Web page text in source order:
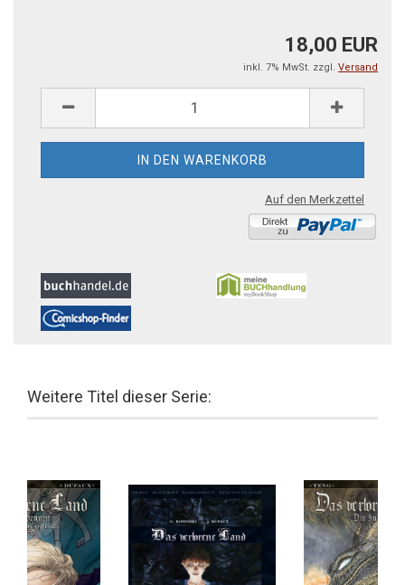
18,00 EUR
inkl. 7% MwSt. zzgl. Versand
Auf den Merkzettel
Weitere Titel dieser Serie: